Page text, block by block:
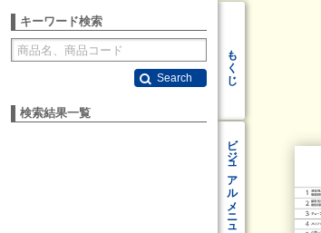
もくじ
ビジュアル
メニュー
キーワード検索
Search
検索結果一覧